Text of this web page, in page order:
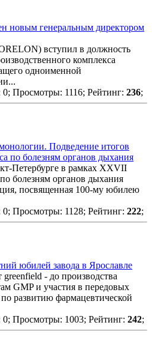
новым генеральным директором
вступил в должность
комплекса
одноименной
0; Просмотры: 1116; Рейтинг: 236;
Подведение итогов
по болезням органов дыхания
Петербурге в рамках XXVII
болезням органов дыхания
посвященная 100-му юбилею
0; Просмотры: 1128; Рейтинг: 222;
юбилей завода в Ярославле
- до производства
GMP и участия в передовых
развитию фармацевтической
0; Просмотры: 1003; Рейтинг: 242;